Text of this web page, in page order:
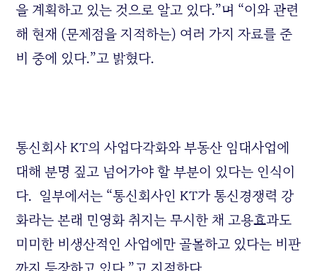
을 계획하고 있는 것으로 알고 있다.”며 “이와 관련
해 현재 (문제점을 지적하는) 여러 가지 자료를 준
비 중에 있다.”고 밝혔다.
통신회사 KT의 사업다각화와 부동산 임대사업에
대해 분명 짚고 넘어가야 할 부분이 있다는 인식이
다. 일부에서는 “통신회사인 KT가 통신경쟁력 강
화라는 본래 민영화 취지는 무시한 채 고용효과도
미미한 비생산적인 사업에만 골몰하고 있다는 비판